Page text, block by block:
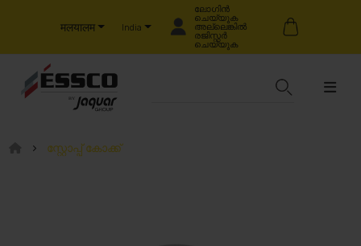
मलयालम India
ലോഗിൻ
ചെയ്യുക
അല്ലെങ്കിൽ
രജിസ്റ്റർ
ചെയ്യുക
സ്റ്റോപ്പ് കോക്ക്